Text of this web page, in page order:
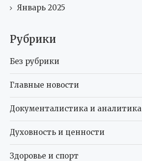
Январь 2025
Рубрики
Без рубрики
Главные новости
Документалистика и аналитика
Духовность и ценности
Здоровье и спорт